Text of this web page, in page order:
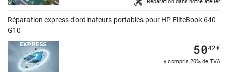
Réparation dans notre atelier
Réparation express d'ordinateurs portables pour HP EliteBook 640
G10
5042€
y compris 20% de TVA